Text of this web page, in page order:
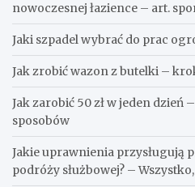
nowoczesnej łazience – art.
Jaki szpadel wybrać do prac
Jak zrobić wazon z butelki –
Jak zarobić 50 zł w jeden dzień
sposobów
Jakie uprawnienia przysługują
podróży służbowej? –